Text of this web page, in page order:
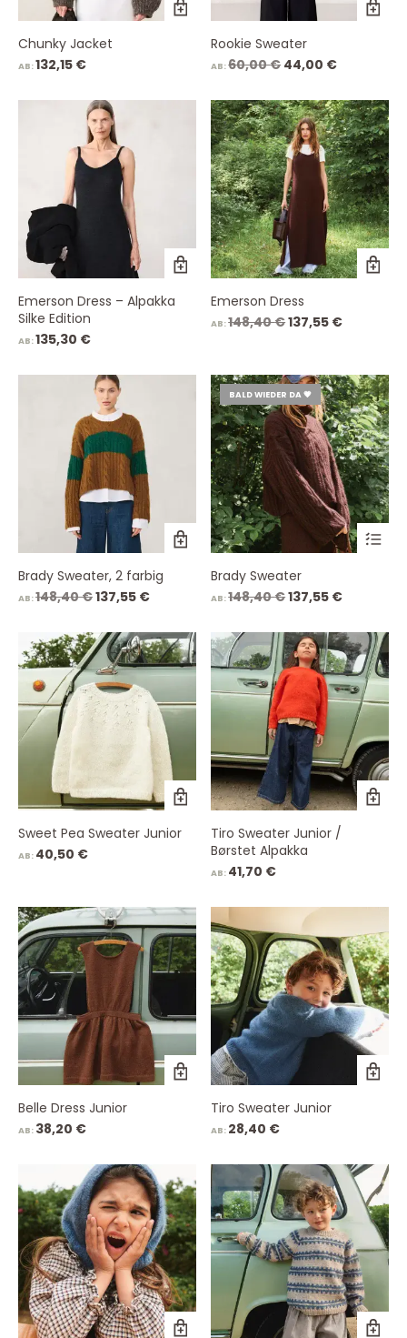
Chunky Jacket
AB:132,15 €
Rookie Sweater
AB:60,00€ Ursprünglicher
war:
60,00 €
44,00 €Aktueller
ist:
44,00 €.
Emerson Dress – Alpakka
Silke Edition
AB:135,30 €
Emerson Dress
AB:148,40€Ursprünglicher
148,40 €
137,55 €Aktueller
137,55 €.
Brady Sweater, 2 farbig
AB:148,40€Ursprünglicher
war:
148,40 €
137,55 €Aktueller
ist:
137,55 €.
BALD WIEDER DA 💗
Brady Sweater
AB:148,40€Ursprünglicher
war:
148,40 €
137,55 €Aktueller
ist:
137,55 €.
Sweet Pea Sweater Junior
AB: 40,50 €
Tiro Sweater Junior /
Børstet Alpakka
AB: 41,70 €
Belle Dress Junior
AB: 38,20 €
Tiro Sweater Junior
AB: 28,40 €